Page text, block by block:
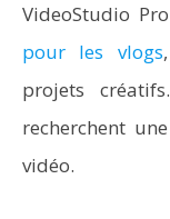
VideoStudio
pour les vlogs
projets
recherchent
vidéo.